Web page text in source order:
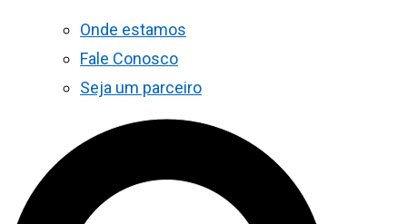
Onde estamos
Fale Conosco
Seja um parceiro